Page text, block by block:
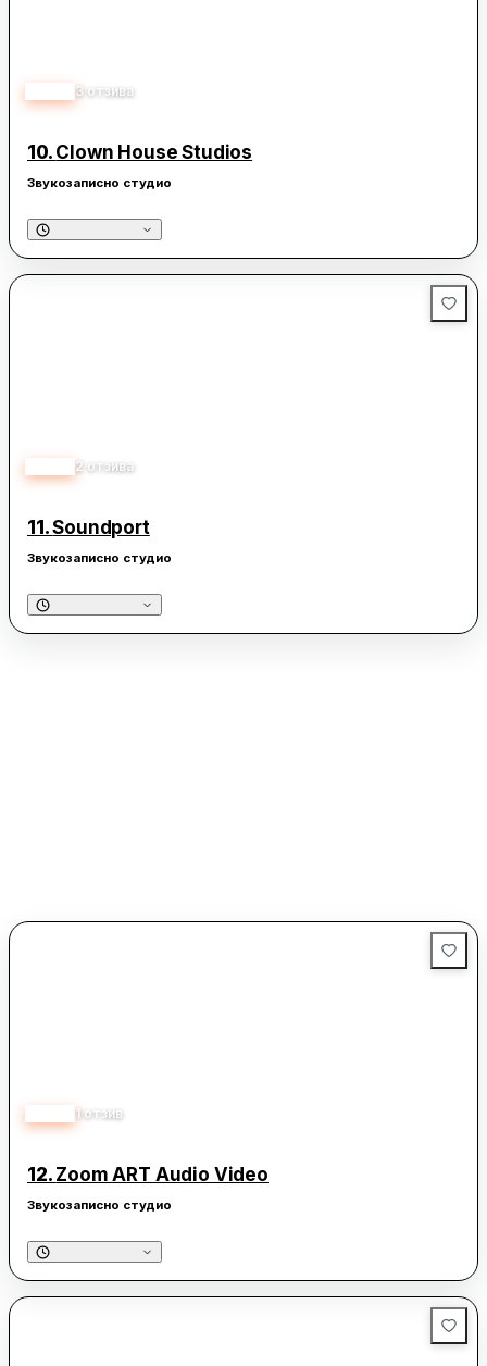
3 отзива
10. Clown House Studios
Звукозаписно студио
2 отзива
11.Soundport
Звукозаписно студио
1 отзив
12. Zoom ART Audio Video
Звукозаписно студио